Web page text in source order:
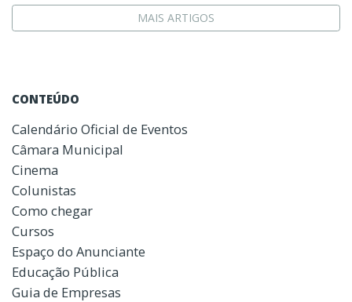
MAIS ARTIGOS
CONTEÚDO
Calendário Oficial de Eventos
Câmara Municipal
Cinema
Colunistas
Como chegar
Cursos
Espaço do Anunciante
Educação Pública
Guia de Empresas